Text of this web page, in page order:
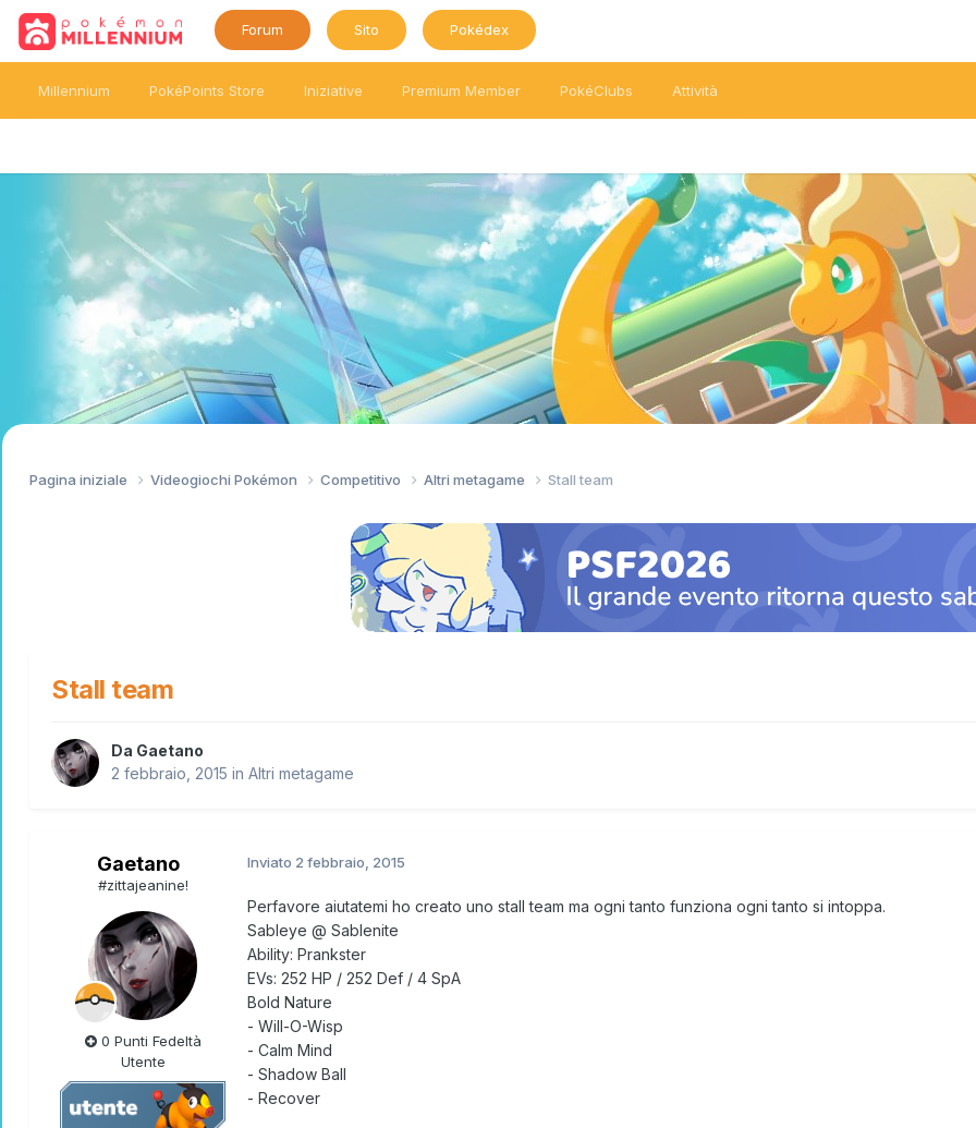
Forum Sito Pokédex
Millennium PokéPoints Store Iniziative Premium Member PokéClubs Attività
Pagina iniziale Videogiochi Pokémon Competitivo Altri metagame Stall team
Stall team
Da Gaetano
2 febbraio, 2015 in Altri metagame
Gaetano
#zittajeanine!
0 Punti Fedeltà
Utente
Inviato 2 febbraio, 2015
Perfavore aiutatemi ho creato uno stall team ma ogni tanto funziona ogni tanto si intoppa.
Sableye @ Sablenite
Ability: Prankster
EVs: 252 HP / 252 Def / 4 SpA
Bold Nature
- Will-O-Wisp
- Calm Mind
- Shadow Ball
- Recover